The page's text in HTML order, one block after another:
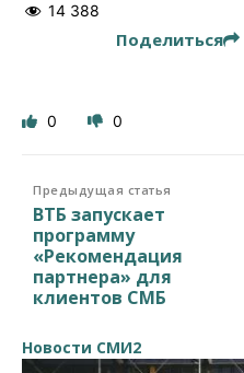
14 388
Поделиться
0 0
Предыдущая статья
ВТБ запускает
программу
«Рекомендация
партнера» для
клиентов СМБ
Новости СМИ2